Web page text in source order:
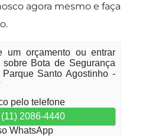
agora mesmo e faça
um orçamento ou entrar
sobre Bota de Segurança
Santo Agostinho -
pelo telefone
(11) 2086-4440
WhatsApp